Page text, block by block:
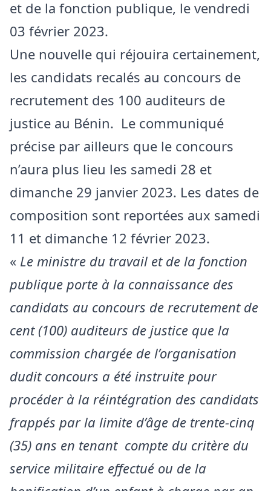
et de la fonction publique, le vendredi
03 février 2023.
Une nouvelle qui réjouira certainement,
les candidats recalés au concours de
recrutement des 100 auditeurs de
justice au Bénin. Le communiqué
précise par ailleurs que le concours
n’aura plus lieu les samedi 28 et
dimanche 29 janvier 2023. Les dates de
composition sont reportées aux samedi
11 et dimanche 12 février 2023.
« Le ministre du travail et de la fonction
publique porte à la connaissance des
candidats au concours de recrutement de
cent (100) auditeurs de justice que la
commission chargée de l’organisation
dudit concours a été instruite pour
procéder à la réintégration des candidats
frappés par la limite d’âge de trente-cinq
(35) ans en tenant compte du critère du
service militaire effectué ou de la